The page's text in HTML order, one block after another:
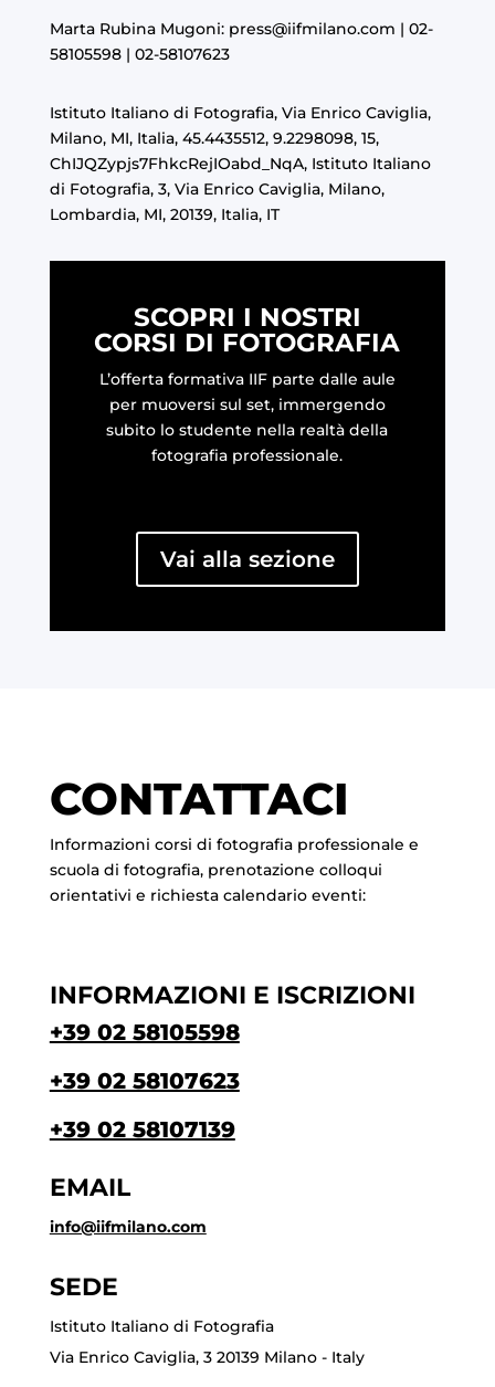
Marta Rubina Mugoni: press@iifmilano.com | 02-
58105598 | 02-58107623
Istituto Italiano di Fotografia, Via Enrico Caviglia,
Milano, MI, Italia, 45.4435512, 9.2298098, 15,
ChIJQZypjs7FhkcRejIOabd_NqA, Istituto Italiano
di Fotografia, 3, Via Enrico Caviglia, Milano,
Lombardia, MI, 20139, Italia, IT
SCOPRI I NOSTRI
CORSI DI FOTOGRAFIA
L’offerta formativa IIF parte dalle aule
per muoversi sul set, immergendo
subito lo studente nella realtà della
fotografia professionale.
Vai alla sezione
CONTATTACI
Informazioni corsi di fotografia professionale e
scuola di fotografia, prenotazione colloqui
orientativi e richiesta calendario eventi:
INFORMAZIONI E ISCRIZIONI
+39 02 58105598
+39 02 58107623
+39 02 58107139
EMAIL
info@iifmilano.com
SEDE
Istituto Italiano di Fotografia
Via Enrico Caviglia, 3 20139 Milano - Italy